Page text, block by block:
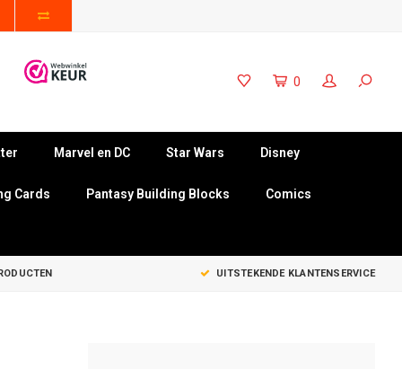
0
Marvel en DC Star Wars Disney
Cards Pantasy Building Blocks Comics
UITSTEKENDE KLANTENSERVICE